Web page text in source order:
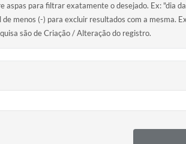
aspas para filtrar exatamente o desejado. Ex: "dia
menos (-) para excluir resultados com a mesma.
são de Criação / Alteração do registro.